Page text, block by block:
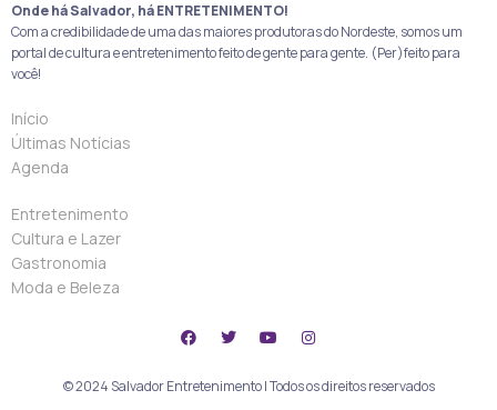
Onde há Salvador, há ENTRETENIMENTO!
Com a credibilidade de uma das maiores produtoras do Nordeste, somos um
portal de cultura e entretenimento feito de gente para gente. (Per)feito para
você!
Início
Últimas Notícias
Agenda
Entretenimento
Cultura e Lazer
Gastronomia
Moda e Beleza
© 2024 Salvador Entretenimento | Todos os direitos reservados